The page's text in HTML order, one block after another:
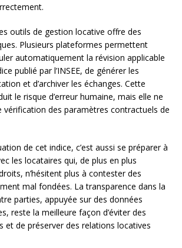
outils de gestion locative offre des
Plusieurs plateformes permettent
automatiquement la révision applicable
publié par l’INSEE, de générer les
et d’archiver les échanges. Cette
le risque d’erreur humaine, mais elle ne
vérification des paramètres contractuels de
de cet indice, c’est aussi se préparer à
les locataires qui, de plus en plus
n’hésitent plus à contester des
mal fondées. La transparence dans la
parties, appuyée sur des données
reste la meilleure façon d’éviter des
et de préserver des relations locatives